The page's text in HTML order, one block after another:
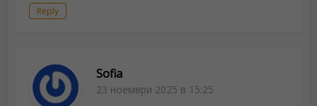
Reply
Sofia
23 ноември 2025 в 15:25